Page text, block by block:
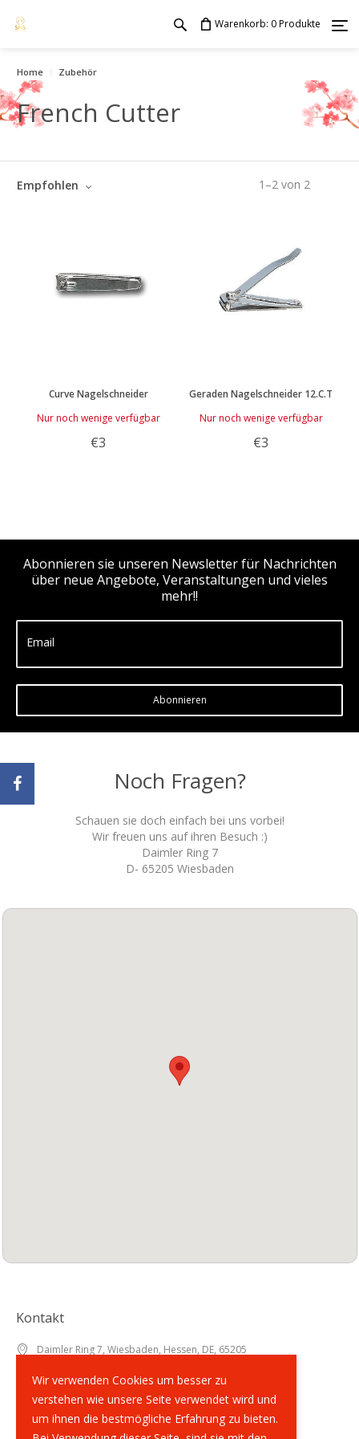
Warenkorb: 0Produkte
Home Zubehör
French Cutter
Wir verwenden Cookies um besser zu
verstehen wie unsere Seite verwendet wird und
um ihnen die bestmögliche Erfahrung zu bieten.
1 –2 von 2
Empfohlen
Curve Nagelschneider
Nur noch wenige verfügbar
€3
Geraden Nagelschneider 12.C.T
Nur noch wenige verfügbar
€3
Abonnieren sie unseren Newsletter für Nachrichten
über neue Angebote, Veranstaltungen und vieles
mehr!!
Email
Abonnieren
Noch Fragen?
Schauen sie doch einfach bei uns vorbei!
Wir freuen uns auf ihren Besuch :)
Daimler Ring 7
D- 65205 Wiesbaden
Kontakt
Daimler Ring 7, Wiesbaden, Hessen, DE, 65205
+49 (0)6122 - 70 70 678
info@supernailshop.de